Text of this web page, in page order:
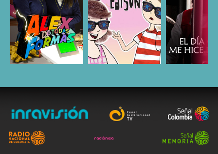
ESCUCHAR ESCUCHAR